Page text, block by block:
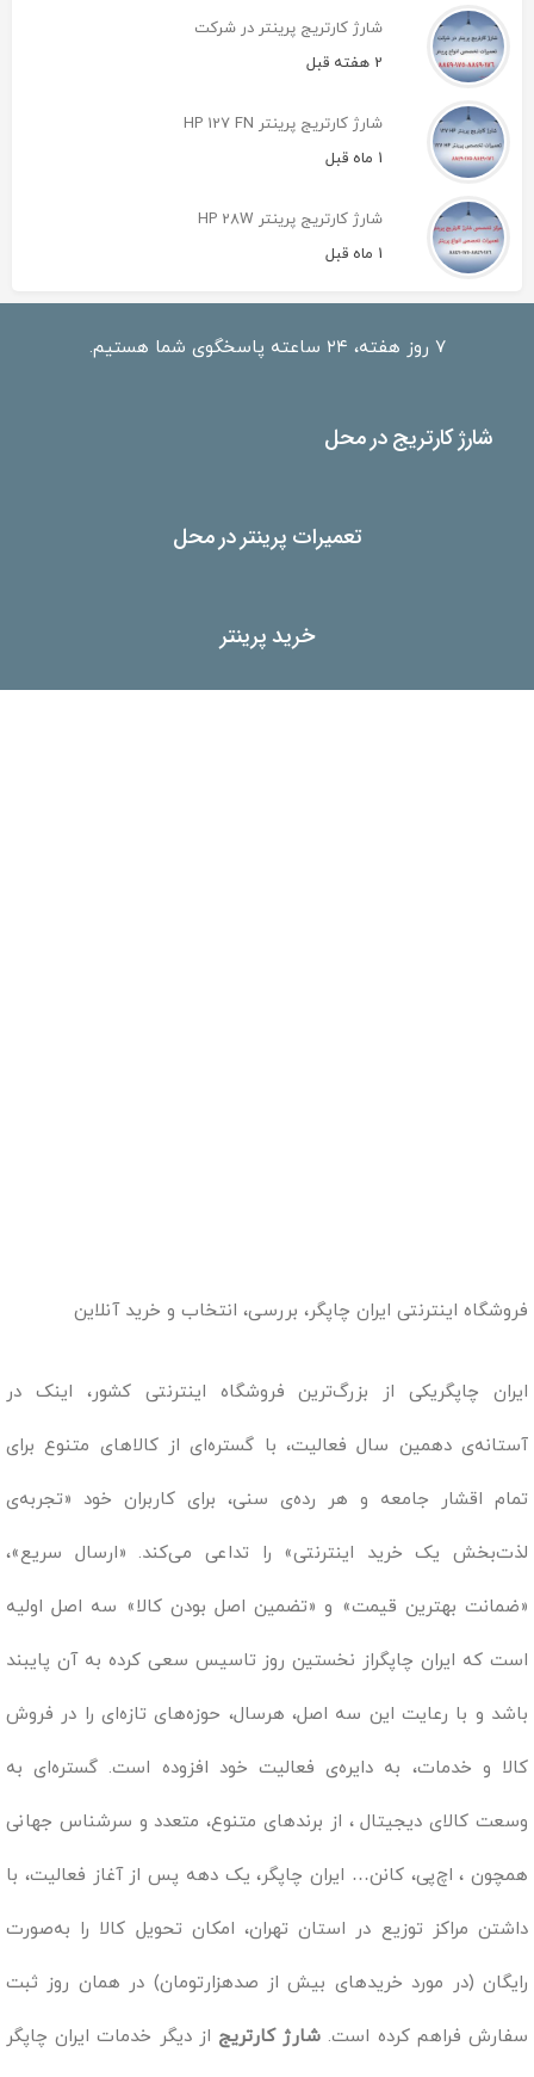
شارژ کارتریج پرینتر در شرکت
2 هفته قبل
شارژ کارتریج پرینتر HP 127 FN
1 ماه قبل
شارژ کارتریج پرینتر HP 28W
1 ماه قبل
۷ روز هفته، ۲۴ ساعته پاسخگوی شما هستیم.
شارژ کارتریج در محل
تعمیرات پرینتر در محل
خرید پرینتر
فروشگاه اینترنتی ایران چاپگر، بررسی، انتخاب و خرید آنلاین
ایران چاپگریکی از بزرگ‌ترین فروشگاه اینترنتی کشور، اینک در
آستانه‌ی دهمین سال فعالیت، با گستره‌ای از کالاهای متنوع برای
تمام اقشار جامعه و هر رده‌ی سنی، برای کاربران خود «تجربه‌ی
لذت‌بخش یک خرید اینترنتی» را تداعی می‌کند. «ارسال سریع»،
«ضمانت بهترین قیمت» و «تضمین اصل بودن کالا» سه اصل اولیه
است که ایران چاپگراز نخستین روز تاسیس سعی کرده به آن پایبند
باشد و با رعایت این سه اصل، هرسال، حوزه‌های تازه‌ای را در فروش
کالا و خدمات، به دایره‌ی فعالیت خود افزوده است. گستره‌ای به
وسعت کالای دیجیتال ، از برندهای متنوع، متعدد و سرشناس جهانی
همچون ، اچ‌پی، کانن… ایران چاپگر، یک دهه پس از آغاز فعالیت، با
داشتن مراکز توزیع در استان تهران، امکان تحویل کالا را به‌صورت
رایگان (در مورد خریدهای بیش از صدهزارتومان) در همان روز ثبت
سفارش فراهم کرده است. شارژ کارتریج از دیگر خدمات ایران چاپگر